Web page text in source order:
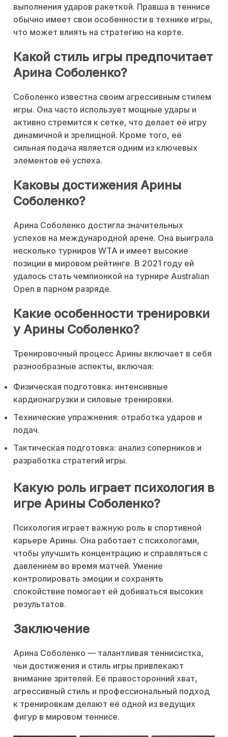
выполнения ударов ракеткой. Правша в теннисе
обычно имеет свои особенности в технике игры,
что может влиять на стратегию на корте.
Какой стиль игры предпочитает
Арина Соболенко?
Соболенко известна своим агрессивным стилем
игры. Она часто использует мощные удары и
активно стремится к сетке, что делает её игру
динамичной и зрелищной. Кроме того, её
сильная подача является одним из ключевых
элементов её успеха.
Каковы достижения Арины
Соболенко?
Арина Соболенко достигла значительных
успехов на международной арене. Она выиграла
несколько турниров WTA и имеет высокие
позиции в мировом рейтинге. В 2021 году ей
удалось стать чемпионкой на турнире Australian
Open в парном разряде.
Какие особенности тренировки
у Арины Соболенко?
Тренировочный процесс Арины включает в себя
разнообразные аспекты, включая:
Физическая подготовка: интенсивные
кардионагрузки и силовые тренировки.
Технические упражнения: отработка ударов и
подач.
Тактическая подготовка: анализ соперников и
разработка стратегий игры.
Какую роль играет психология в
игре Арины Соболенко?
Психология играет важную роль в спортивной
карьере Арины. Она работает с психологами,
чтобы улучшить концентрацию и справляться с
давлением во время матчей. Умение
контролировать эмоции и сохранять
спокойствие помогает ей добиваться высоких
результатов.
Заключение
Арина Соболенко — талантливая теннисистка,
чьи достижения и стиль игры привлекают
внимание зрителей. Её правосторонний хват,
агрессивный стиль и профессиональный подход
к тренировкам делают её одной из ведущих
фигур в мировом теннисе.